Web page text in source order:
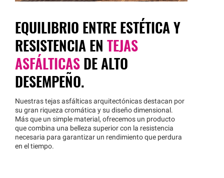
EQUILIBRIO ENTRE ESTÉTICA Y
RESISTENCIA EN TEJAS
ASFÁLTICASDE ALTO
DESEMPEÑO.
Nuestras tejas asfálticas arquitectónicas destacan por
su gran riqueza cromática y su diseño dimensional.
Más que un simple material, ofrecemos un producto
que combina una belleza superior con la resistencia
necesaria para garantizar un rendimiento que perdura
en el tiempo.